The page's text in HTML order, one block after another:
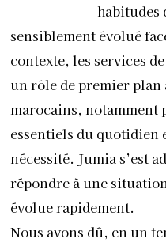
habitudes
sensiblement évolué
contexte, les services
un rôle de premier plan
marocains, notamment
essentiels du quotidien
nécessité. Jumia s’est
répondre à une
évolue rapidement.
Nous avons dû, en un